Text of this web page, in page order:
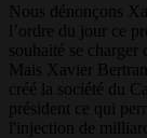
Nous dénonçons
l’ordre du jour ce
souhaité se charger
Mais Xavier
créé la société du
président ce qui
l'injection de